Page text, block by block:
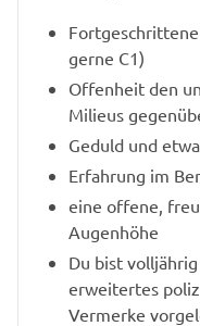
gerne C1)
Offenheit den
Milieus
Geduld und
Erfahrung im
eine offene,
Augenhöhe
Du bist
erweitertes
Vermerke